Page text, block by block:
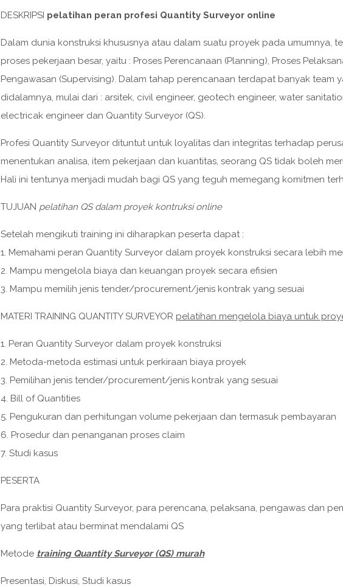
DESKRIPSI pelatihan peran profesi Quantity Surveyor online
Dalam dunia konstruksi khususnya atau dalam suatu proyek pada umumnya,
proses pekerjaan besar, yaitu : Proses Perencanaan (Planning), Proses
Pengawasan (Supervising). Dalam tahap perencanaan terdapat banyak team
didalamnya, mulai dari : arsitek, civil engineer, geotech engineer, water
electricak engineer dan Quantity Surveyor (QS).
Profesi Quantity Surveyor dituntut untuk loyalitas dan integritas terhadap
menentukan analisa, item pekerjaan dan kuantitas, seorang QS tidak boleh
Hali ini tentunya menjadi mudah bagi QS yang teguh memegang komitmen
TUJUAN pelatihan QS dalam proyek kontruksi online
Setelah mengikuti training ini diharapkan peserta dapat :
1. Memahami peran Quantity Surveyor dalam proyek konstruksi secara lebih
2. Mampu mengelola biaya dan keuangan proyek secara efisien
3. Mampu memilih jenis tender/procurement/jenis kontrak yang sesuai
MATERI TRAINING QUANTITY SURVEYOR pelatihan mengelola biaya untuk
1. Peran Quantity Surveyor dalam proyek konstruksi
2. Metoda-metoda estimasi untuk perkiraan biaya proyek
3. Pemilihan jenis tender/procurement/jenis kontrak yang sesuai
4. Bill of Quantities
5. Pengukuran dan perhitungan volume pekerjaan dan termasuk pembayaran
6. Prosedur dan penanganan proses claim
7. Studi kasus
PESERTA
Para praktisi Quantity Surveyor, para perencana, pelaksana, pengawas dan
yang terlibat atau berminat mendalami QS
Metode training Quantity Surveyor (QS) murah
Presentasi, Diskusi, Studi kasus